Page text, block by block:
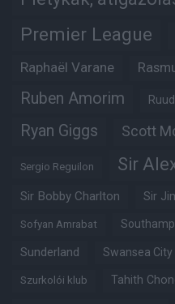
Premier League
Raphaël Varane
Ruben Amorim
Ryan Giggs Scott
Sergio Reguilon Sir
Sir Bobby Charlton Sir
Sofyan Amrabat
Sunderland Swansea City
Szurkolói klub Tahith